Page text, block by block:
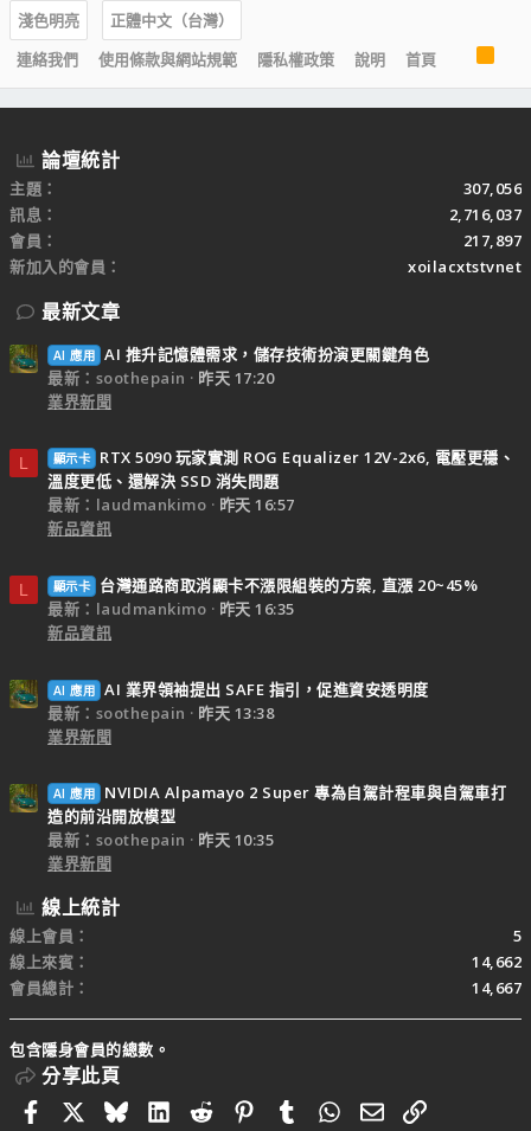
淺色明亮
正體中文（台灣）
連絡我們
使用條款與網站規範 隱私權政策 說明 首頁
S
論壇統計
主題
307,056
訊息
2,716,037
會員
217,897
新加入的會員
xoilacxtstvnet
最新文章
AI 應用 AI 推升記憶體需求，儲存技術扮演更關鍵角色
最新：soothepain
昨天 17:20
業界新聞
L 顯示卡
RTX 5090 玩家實測 ROG Equalizer 12V-2x6, 電壓更穩、
溫度更低、還解決 SSD 消失問題
最新：laudmankimo
昨天 16:57
新品資訊
L 顯示卡
台灣通路商取消顯卡不漲限組裝的方案, 直漲 20~45%
最新：laudmankimo
昨天 16:35
新品資訊
AI 應用 AI 業界領袖提出 SAFE 指引，促進資安透明度
最新：soothepain
昨天 13:38
業界新聞
AI 應用
NVIDIA Alpamayo 2 Super 專為自駕計程車與自駕車打
造的前沿開放模型
最新：soothepain
昨天 10:35
業界新聞
線上統計
線上會員
5
線上來賓
14,662
會員總計
14,667
包含隱身會員的總數。
分享此頁
FacebookBlueskyLinkedIn
RedditPinterestTumblrWhatsApp
電子郵件
連結